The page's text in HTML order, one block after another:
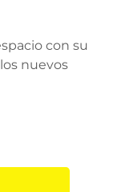
con su
nuevos